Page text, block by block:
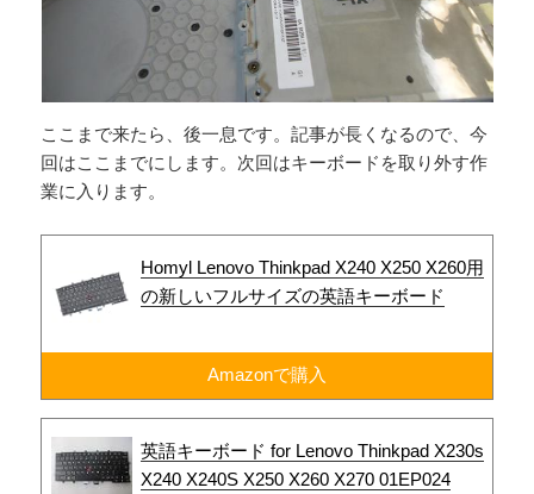
ここまで来たら、後一息です。記事が長くなるので、今
回はここまでにします。次回はキーボードを取り外す作
業に入ります。
Homyl Lenovo Thinkpad X240 X250 X260用
の新しいフルサイズの英語キーボード
Amazonで購入
英語キーボード for Lenovo Thinkpad X230s
X240 X240S X250 X260 X270 01EP024